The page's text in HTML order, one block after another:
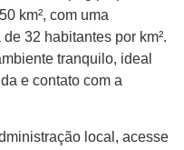
km², com uma
32 habitantes por km².
tranquilo, ideal
e contato com a
local, acesse